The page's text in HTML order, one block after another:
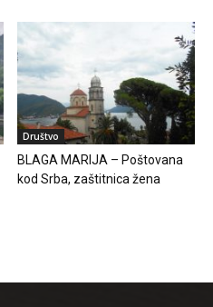
Društvo
BLAGA MARIJA – Poštovana
kod Srba, zaštitnica žena